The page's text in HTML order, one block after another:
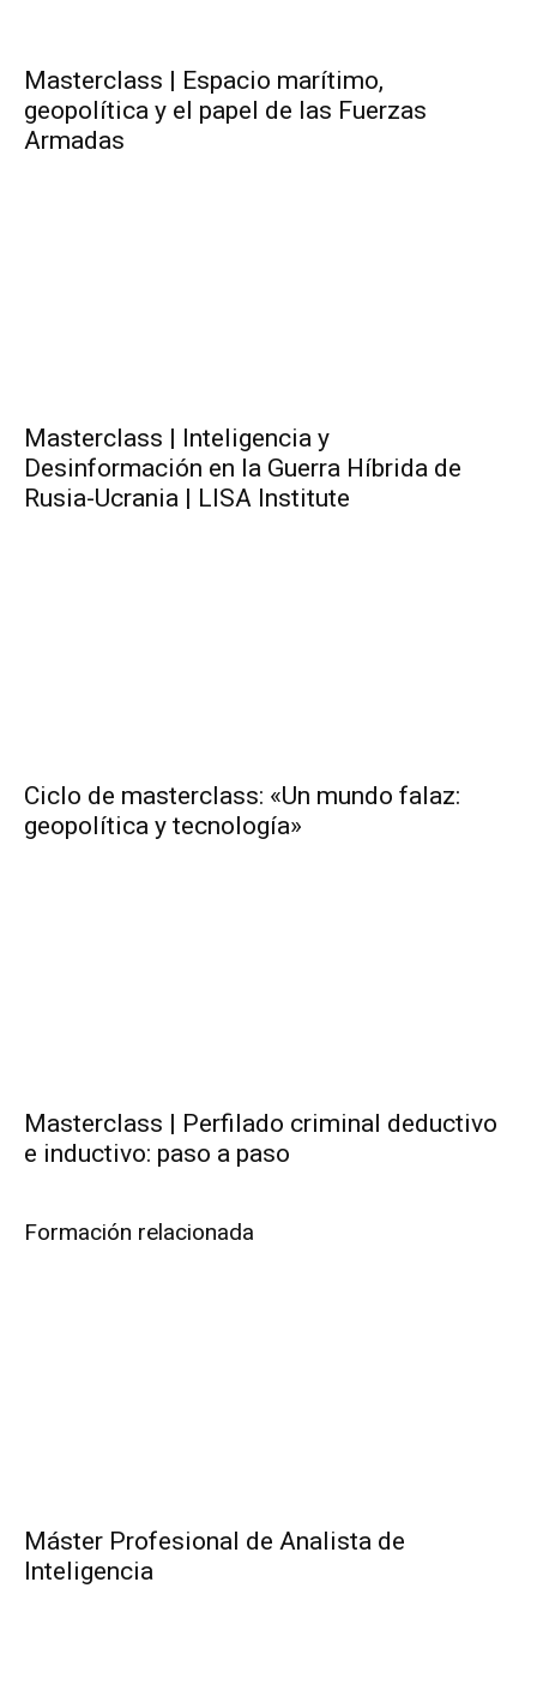
Masterclass | Espacio marítimo,
geopolítica y el papel de las Fuerzas
Armadas
Masterclass | Inteligencia y
Desinformación en la Guerra Híbrida de
Rusia-Ucrania | LISA Institute
Ciclo de masterclass: «Un mundo falaz:
geopolítica y tecnología»
Masterclass | Perfilado criminal deductivo
e inductivo: paso a paso
Formación relacionada
Máster Profesional de Analista de
Inteligencia